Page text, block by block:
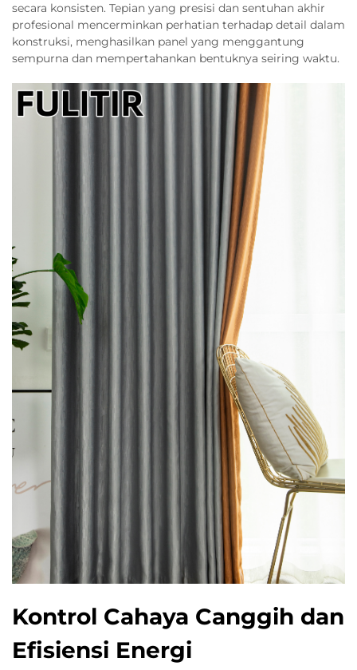
secara konsisten. Tepian yang presisi dan sentuhan akhir
profesional mencerminkan perhatian terhadap detail dalam
konstruksi, menghasilkan panel yang menggantung
sempurna dan mempertahankan bentuknya seiring waktu.
Kontrol Cahaya Canggih dan
Efisiensi Energi